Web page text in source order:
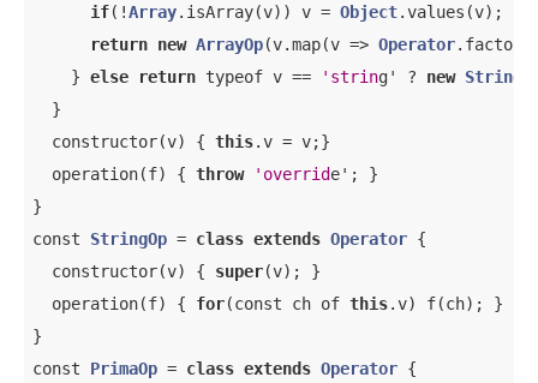
if(!Array.isArray(v)) v = Object.values(v);
return new ArrayOp(v.map(v => Operator
    }
else return typeof v == 'string' ? new
  }
  constructor(v) {
this.v = v;}
  operation(f) {
throw 'override'; }
}
const StringOp = class extends Operator {
  constructor(v) {
super(v); }
  operation(f) {
for(const ch of this.v) f(ch); }
}
const PrimaOp = class extends Operator {